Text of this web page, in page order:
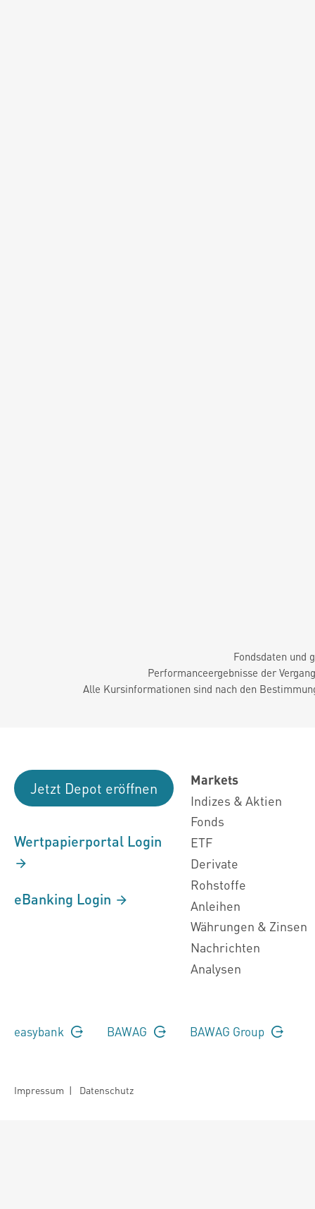
Fondsdaten und
Performanceergebnisse der
Alle Kursinformationen sind nach den
Jetzt Depot eröffnen
Wertpapierportal Login
eBanking Login
Markets
Indizes & Aktien
Fonds
ETF
Derivate
Rohstoffe
Anleihen
Währungen & Zinsen
Nachrichten
Analysen
easybank BAWAG BAWAG Group
Impressum | Datenschutz